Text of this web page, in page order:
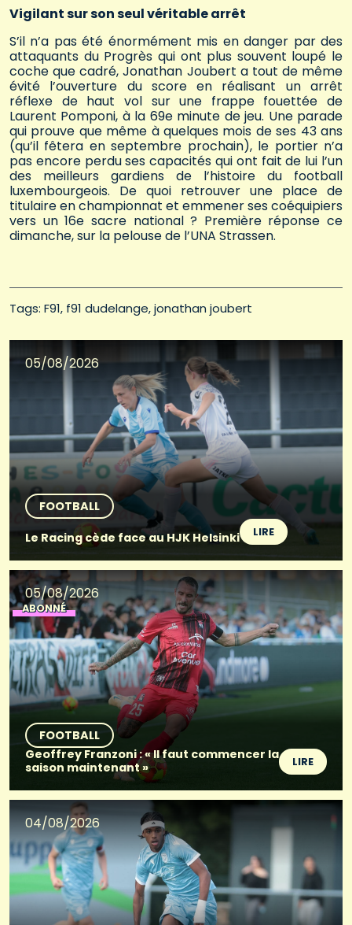
Vigilant sur son seul véritable arrêt
S’il n’a pas été énormément mis en danger par des
attaquants du Progrès qui ont plus souvent loupé le
coche que cadré, Jonathan Joubert a tout de même
évité l’ouverture du score en réalisant un arrêt
réflexe de haut vol sur une frappe fouettée de
Laurent Pomponi, à la 69e minute de jeu. Une parade
qui prouve que même à quelques mois de ses 43 ans
(qu’il fêtera en septembre prochain), le portier n’a
pas encore perdu ses capacités qui ont fait de lui l’un
des meilleurs gardiens de l’histoire du football
luxembourgeois. De quoi retrouver une place de
titulaire en championnat et emmener ses coéquipiers
vers un 16e sacre national ? Première réponse ce
dimanche, sur la pelouse de l’UNA Strassen.
Tags: F91 f91 dudelange jonathan joubert
05/08/2026
FOOTBALL
Le Racing cède face au HJK Helsinki
LIRE
05/08/2026
ABONNÉ
FOOTBALL
Geoffrey Franzoni : « Il faut commencer la
saison maintenant »
LIRE
04/08/2026